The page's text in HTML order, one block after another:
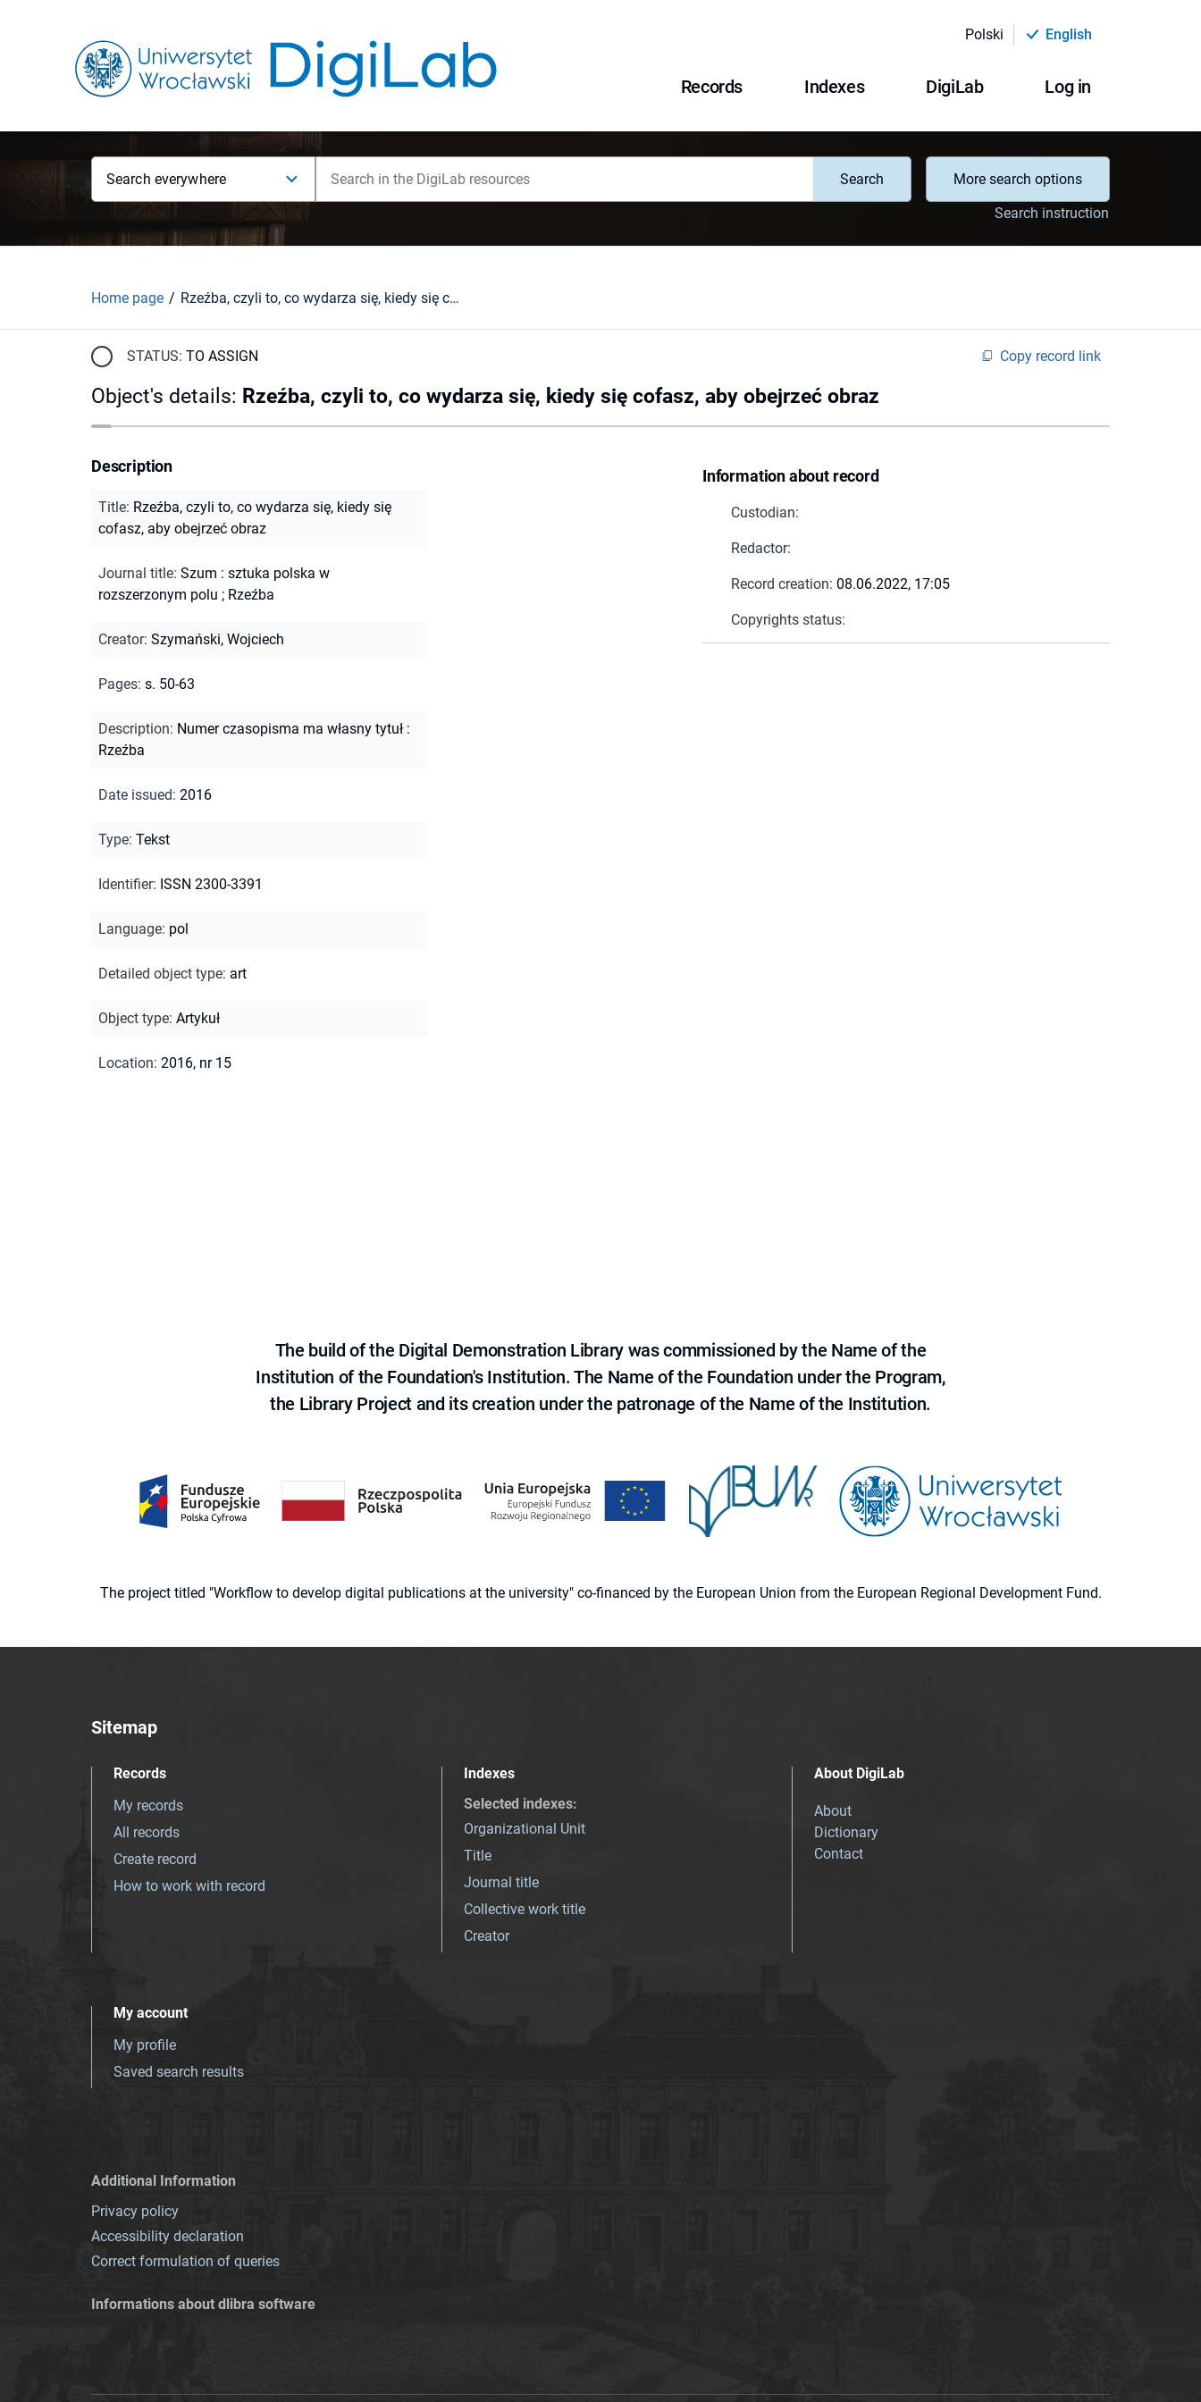
Polski English
Records Indexes DigiLab Log in
Search everywhere Search
More search options
Search instruction
Home page Rzeźba, czyli to, co wydarza się, kiedy się cofasz, aby obejrzeć obraz
STATUS: TO ASSIGN Copy record link
Object's details: Rzeźba, czyli to, co wydarza się, kiedy się cofasz, aby obejrzeć obraz
Information about record
Custodian:
Redactor:
Record creation: 08.06.2022, 17:05
Copyrights status:
Description
Title: Rzeźba, czyli to, co wydarza się, kiedy się
cofasz, aby obejrzeć obraz
Journal title: Szum : sztuka polska w
rozszerzonym polu ; Rzeźba
Creator: Szymański, Wojciech
Pages: s. 50-63
Description: Numer czasopisma ma własny tytuł :
Rzeźba
Date issued: 2016
Type: Tekst
Identifier: ISSN 2300-3391
Language: pol
Detailed object type: art
Object type: Artykuł
Location: 2016, nr 15
The build of the Digital Demonstration Library was commissioned by the Name of the
Institution of the Foundation's Institution. The Name of the Foundation under the Program,
the Library Project and its creation under the patronage of the Name of the Institution.
The project titled "Workflow to develop digital publications at the university" co-financed by the European Union from the European Regional Development Fund.
Sitemap
Records
My records
All records
Create record
How to work with record
Indexes
Selected indexes:
Organizational Unit
Title
Journal title
Collective work title
Creator
About DigiLab
About
Dictionary
Contact
My account
My profile
Saved search results
Additional Information
Privacy policy
Accessibility declaration
Correct formulation of queries
Informations about dlibra software